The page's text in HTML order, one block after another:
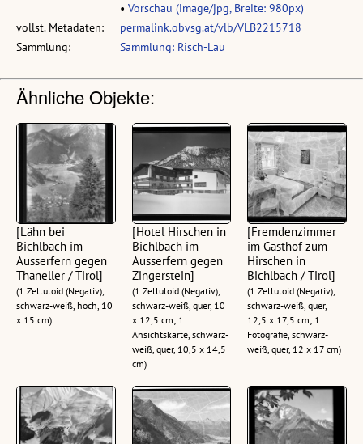
• Vorschau (image/jpg, Breite: 980px)
vollst. Metadaten:
permalink.obvsg.at/vlb/VLB2215718
Sammlung:
Sammlung: Risch-Lau
Ähnliche Objekte:
[Lähn bei
Bichlbach im
Ausserfern gegen
Thaneller / Tirol]
(1 Zelluloid (Negativ),
schwarz-weiß, hoch, 10
x 15 cm)
[Hotel Hirschen in
Bichlbach im
Ausserfern gegen
Zingerstein]
(1 Zelluloid (Negativ),
schwarz-weiß, quer, 10
x 12,5 cm; 1
Ansichtskarte, schwarz-
weiß, quer, 10,5 x 14,5
cm)
[Fremdenzimmer
im Gasthof zum
Hirschen in
Bichlbach / Tirol]
(1 Zelluloid (Negativ),
schwarz-weiß, quer,
12,5 x 17,5 cm; 1
Fotografie, schwarz-
weiß, quer, 12 x 17 cm)